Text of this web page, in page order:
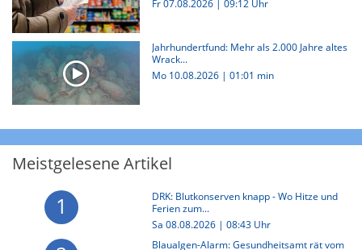
Fr 07.08.2026 | 09:12 Uhr
Jahrhundertfund: Mehr als 2.000 Jahre altes
Wrack...
Mo 10.08.2026 |01:01 min
Meistgelesene Artikel
1
DRK: Blutkonserven knapp - Wo Hitze und
Ferien zum...
Sa 08.08.2026 | 08:43 Uhr
Blaualgen-Alarm: Gesundheitsamt rät vom